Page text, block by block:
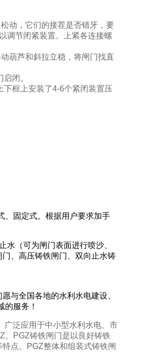
动，它们的接茬是否错牙，要
调节闭紧装置。上紧各连接螺
葫芦和斜拉立稳，将闸门找直
启闭。
框上安装了4-6个紧闭装置压
、固定式。根据用户要求加手
水（可为闸门表面进行喷沙、
、高压铸铁闸门、双向止水铸
与全国各地的水利水电建设、
服务！
广泛应用于中小型水利水电、市
、PGZ铸铁闸门是以良好铸铁
点。PGZ整体和组装式铸铁闸